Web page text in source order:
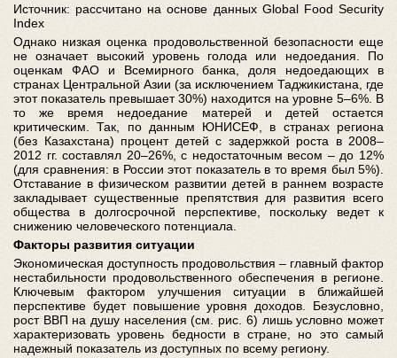
Источник: рассчитано на основе данных Global Food Security
Index
Однако низкая оценка продовольственной безопасности еще
не означает высокий уровень голода или недоедания. По
оценкам ФАО и Всемирного банка, доля недоедающих в
странах Центральной Азии (за исключением Таджикистана, где
этот показатель превышает 30%) находится на уровне 5–6%. В
то же время недоедание матерей и детей остается
критическим. Так, по данным ЮНИСЕФ, в странах региона
(без Казахстана) процент детей с задержкой роста в 2008–
2012 гг. составлял 20–26%, с недостаточным весом – до 12%
(для сравнения: в России этот показатель в то время был 5%).
Отставание в физическом развитии детей в раннем возрасте
закладывает существенные препятствия для развития всего
общества в долгосрочной перспективе, поскольку ведет к
снижению человеческого потенциала.
Факторы развития ситуации
Экономическая доступность продовольствия – главный фактор
нестабильности продовольственного обеспечения в регионе.
Ключевым фактором улучшения ситуации в ближайшей
перспективе будет повышение уровня доходов. Безусловно,
рост ВВП на душу населения (см. рис. 6) лишь условно может
характеризовать уровень бедности в стране, но это самый
надежный показатель из доступных по всему региону.